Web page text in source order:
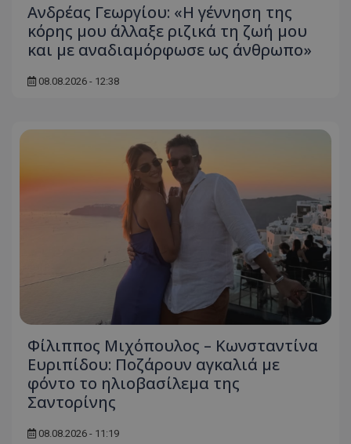
Ανδρέας Γεωργίου: «Η γέννηση της
κόρης μου άλλαξε ριζικά τη ζωή μου
και με αναδιαμόρφωσε ως άνθρωπο»
08.08.2026 - 12:38
Φίλιππος Μιχόπουλος – Κωνσταντίνα
Ευριπίδου: Ποζάρουν αγκαλιά με
φόντο το ηλιοβασίλεμα της
Σαντορίνης
08.08.2026 - 11:19